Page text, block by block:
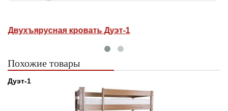
Двухъярусная кровать Дуэт-1
Похожие товары
Дуэт-1